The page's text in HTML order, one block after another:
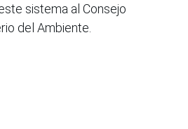
sistema al Consejo
del Ambiente.